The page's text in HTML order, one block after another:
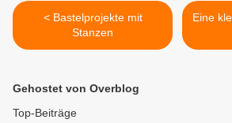
< Bastelprojekte mit
Stanzen
Eine
Gehostet von Overblog
Top-Beiträge